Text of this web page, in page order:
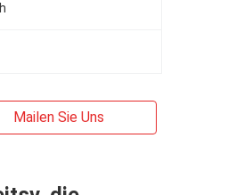
Mailen Sie Uns